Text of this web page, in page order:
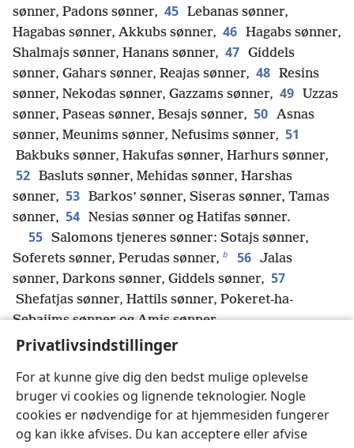
Privatlivsindstillinger
For at kunne give dig den bedst mulige oplevelse
bruger vi cookies og lignende teknologier. Nogle
cookies er nødvendige for at hjemmesiden fungerer
og kan ikke afvises. Du kan acceptere eller afvise
sønner, Padons sønner, 45 Lebanas sønner,
Hagabas sønner, Akkubs sønner, 46 Hagabs sønner,
Shalmajs sønner, Hanans sønner, 47 Giddels
sønner, Gahars sønner, Reajas sønner, 48 Resins
sønner, Nekodas sønner, Gazzams sønner, 49 Uzzas
sønner, Paseas sønner, Besajs sønner, 50 Asnas
sønner, Meunims sønner, Nefusims sønner, 51
Bakbuks sønner, Hakufas sønner, Harhurs sønner,
52 Basluts sønner, Mehidas sønner, Harshas
sønner, 53 Barkos’ sønner, Siseras sønner, Tamas
sønner, 54 Nesias sønner og Hatifas sønner.
55 Salomons tjeneres sønner: Sotajs sønner,
Soferets sønner, Perudas sønner, b 56 Jalas
sønner, Darkons sønner, Giddels sønner, 57
Shefatjas sønner, Hattils sønner, Pokeret-ha-
Sebajims sønner og Amis sønner.
58 Tempeltjenerne *og Salomons tjeneres
59 Og disse kom tilbage fra Tel-Mela, Tel-Harsha,
Kerub, Addon og Immer, men de kunne ikke
dokumentere hvilken slægt de tilhørte, og hvor de
stammede fra, om de var israelitter: c 60 Delajas